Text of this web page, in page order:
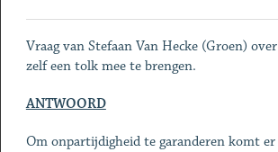
Vraag van Stefaan Van Hecke (Groen)
zelf een tolk mee te brengen.
ANTWOORD
Om onpartijdigheid te garanderen komt er